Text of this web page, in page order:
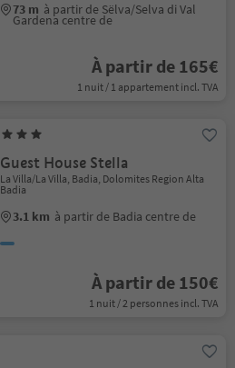
73 m à partir de Sëlva/Selva di Val
Gardena centre de
À partir de 165€
1 nuit / 1 appartement incl. TVA
Guest House Stella
La Villa/La Villa, Badia, Dolomites Region Alta
Badia
3.1 km à partir de Badia centre de
À partir de 150€
1 nuit / 2 personnes incl. TVA